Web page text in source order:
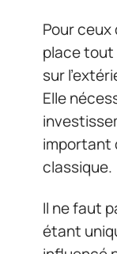
Pour
place tout
sur
Elle
important
classique.
Il ne faut
étant